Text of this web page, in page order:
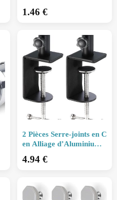
Filetage Externe, Argent,
1.46 €
2 Pièces Serre-joints en C
en Alliage d’Aluminium
Mini Pinces de Fixation
4.94 €